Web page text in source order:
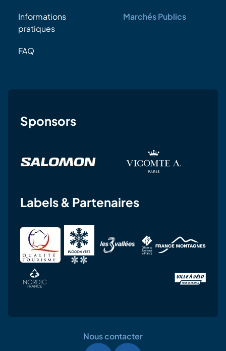
Informations
pratiques
FAQ
Marchés Publics
Sponsors
Labels & Partenaires
Nous contacter